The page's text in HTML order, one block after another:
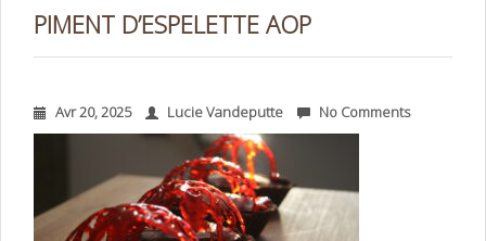
PIMENT D’ESPELETTE AOP
Avr 20, 2025 Lucie Vandeputte No Comments